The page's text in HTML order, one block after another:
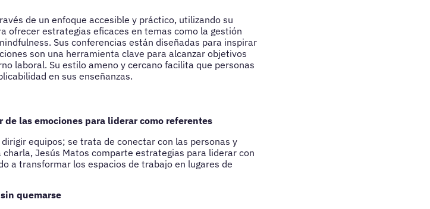
de un enfoque accesible y práctico, utilizando su
ofrecer estrategias eficaces en temas como la gestión
Sus conferencias están diseñadas para inspirar
son una herramienta clave para alcanzar objetivos
laboral. Su estilo ameno y cercano facilita que personas
en sus enseñanzas.
las emociones para liderar como referentes
equipos; se trata de conectar con las personas y
Jesús Matos comparte estrategias para liderar con
a transformar los espacios de trabajo en lugares de
quemarse